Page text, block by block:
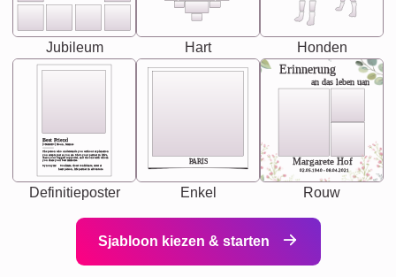
Jubileum Hart Honden
Best Friend
[<NAME>] Noun, feminie
Synonyms: Soulmate, closet confidante, sister at
heart person, life partner in adventure.
The person who understands you without explanation
you accepts just as you are. She's your partner in life's,
chaos your biggest supporter, and the one with whom
you share your best memories.
Definitieposter
PARIS
Enkel
Erinnerung
an das leben uan
Margarete Hof
02.05.1940 - 08.04.2021
Rouw
Sjabloon kiezen & starten